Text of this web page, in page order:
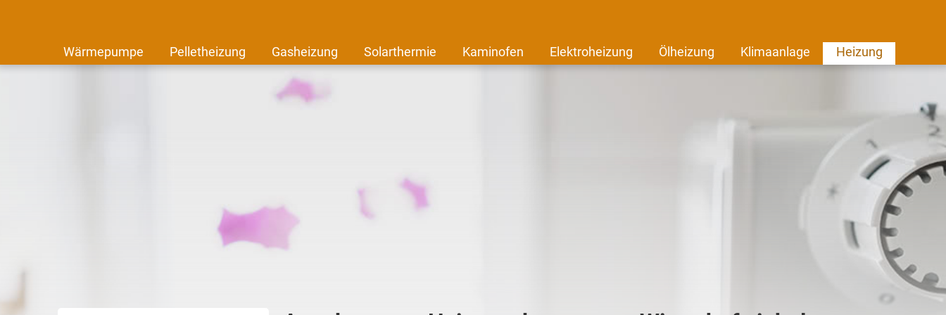
Wärmepumpe Pelletheizung Gasheizung Solarthermie Kaminofen Elektroheizung Ölheizung Klimaanlage Heizung